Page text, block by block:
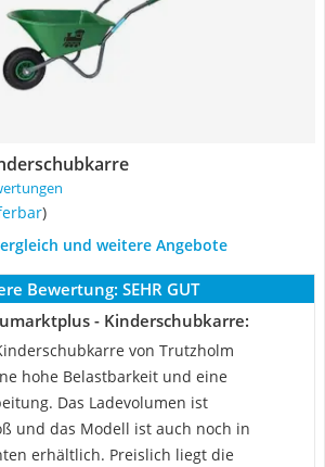
)
und weitere Angebote
Bewertung: SEHR GUT
- Kinderschubkarre:
von Trutzholm
hohe Belastbarkeit und eine
Das Ladevolumen ist
und das Modell ist auch noch in
erhältlich. Preislich liegt die